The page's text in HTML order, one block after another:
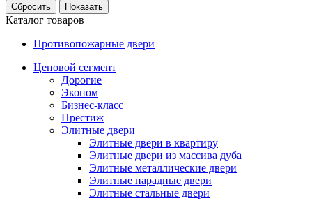
Каталог товаров
Противопожарные двери
Ценовой сегмент
Дорогие
Эконом
Бизнес-класс
Престиж
Элитные двери
Элитные двери в квартиру
Элитные двери из массива дуба
Элитные металлические двери
Элитные парадные двери
Элитные стальные двери